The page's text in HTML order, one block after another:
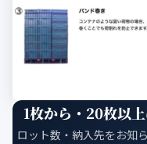
1枚から・20枚以
ロット数・納入先をお知